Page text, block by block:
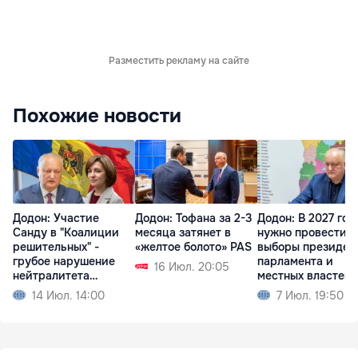
Разместить рекламу на сайте
Похожие новости
Додон: Участие
Санду в "Коалиции
решительных" -
грубое нарушение
нейтралитета
Молдовы
14 Июл. 14:00
Додон: Тофана за 2-3
месяца затянет в
«желтое болото» PAS
16 Июл. 20:05
Додон: В 2027
нужно провести
выборы
парламента и
местных властей
7 Июл. 19:50